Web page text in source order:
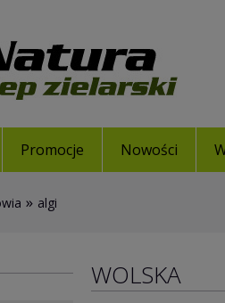
Promocje Nowości
» algi
WOLSKA